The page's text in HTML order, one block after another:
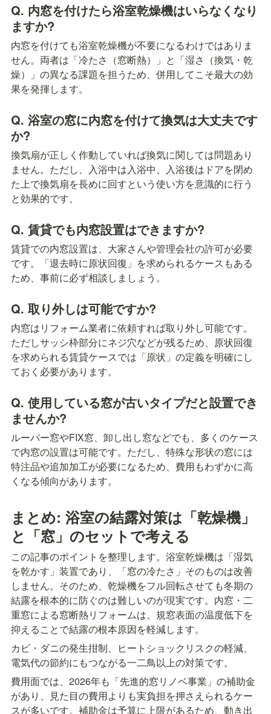
Q. 内窓を付けたら浴室乾燥機はいらなくなり
ますか?
内窓を付けても浴室乾燥機が不要になるわけではありま
せん。両者は「冷たさ（窓断熱）」と「湿さ（換気・乾
燥）」の異なる課題を担うため、併用してこそ最大の効
果を発揮します。
Q. 浴室の窓に内窓を付けて換気は大丈夫です
か?
換気扇が正しく作動していれば換気に関しては問題あり
ません。ただし、入浴中は入浴中、入浴後はドアを閉め
た上で換気扇を長めに回すという使い方を意識的に行う
と効果的です。
Q. 賃貸でも内窓設置はできますか?
賃貸での内窓設置は、大家さんや管理会社の許可が必要
です。「退去時に原状回復」を求められるケースもある
ため、事前に必ず相談しましょう。
Q. 取り外しは可能ですか?
内窓はリフォーム業者に依頼すれば取り外し可能です。
ただしサッシ枠部分にネジ穴などが残るため、原状回復
を求められる賃貸ケースでは「原状」の定義を明確にし
ておく必要があります。
Q. 使用している窓が古いタイプだと設置でき
ませんか?
ルーバー窓やFIX窓、卸し出し窓などでも、多くのケース
で内窓の設置は可能です。ただし、特殊な形状の窓には
特注品や追加加工が必要になるため、費用もわずかに高
くなる傾向があります。
まとめ: 浴室の結露対策は「乾燥機」
と「窓」のセットで考える
この記事のポイントを整理します。浴室乾燥機は「湿気
を乾かす」装置であり、「窓の冷たさ」そのものは改善
しません。そのため、乾燥機をフル回転させても冬期の
結露を根本的に防ぐのは難しいのが現実です。内窓・二
重窓による窓断熱リフォームは、規窓表面の温度低下を
抑えることで結露の根本原因を軽減します。
カビ・ダニの発生拑制、ヒートショックリスクの軽減、
電気代の節約にもつながる一二鳥以上の対策です。
費用面では、2026年も「先進的窓リノベ事業」の補助金
があり、見た目の費用よりも実負担を押さえられるケー
スが多いです。補助金は予算に上限があるため、動き出